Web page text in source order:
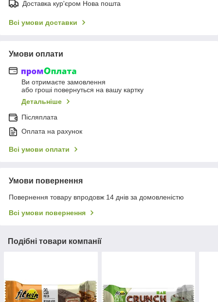
Доставка кур'єром Нова пошта
Всі умови доставки
Умови оплати
Ви отримаєте замовлення
або гроші повернуться на вашу картку
Детальніше
Післяплата
Оплата на рахунок
Всі умови оплати
Умови повернення
Повернення товару впродовж 14 днів за домовленістю
Всі умови повернення
Подібні товари компанії